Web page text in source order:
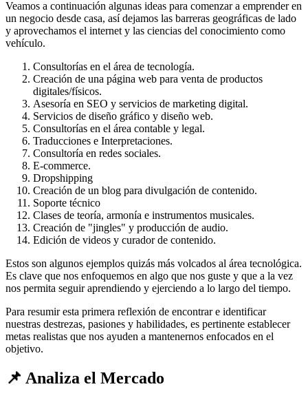
Veamos a continuación algunas ideas para comenzar a emprender en
un negocio desde casa, así dejamos las barreras geográficas de lado
y aprovechamos el internet y las ciencias del conocimiento como
vehículo.
Consultorías en el área de tecnología.
Creación de una página web para venta de productos
digitales/físicos.
Asesoría en SEO y servicios de marketing digital.
Servicios de diseño gráfico y diseño web.
Consultorías en el área contable y legal.
Traducciones e Interpretaciones.
Consultoría en redes sociales.
E-commerce.
Dropshipping
Creación de un blog para divulgación de contenido.
Soporte técnico
Clases de teoría, armonía e instrumentos musicales.
Creación de "jingles" y producción de audio.
Edición de videos y curador de contenido.
Estos son algunos ejemplos quizás más volcados al área tecnológica.
Es clave que nos enfoquemos en algo que nos guste y que a la vez
nos permita seguir aprendiendo y ejerciendo a lo largo del tiempo.
Para resumir esta primera reflexión de encontrar e identificar
nuestras destrezas, pasiones y habilidades, es pertinente establecer
metas realistas que nos ayuden a mantenernos enfocados en el
objetivo.
📌 Analiza el Mercado